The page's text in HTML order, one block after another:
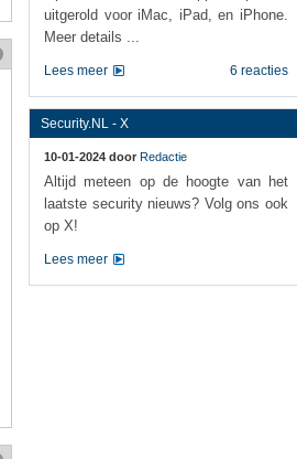
uitgerold voor iMac, iPad, en iPhone.
Meer details ...
6 reacties
Lees meer
Security.NL - X
10-01-2024 door Redactie
Altijd meteen op de hoogte van het
laatste security nieuws? Volg ons ook
op X!
Lees meer